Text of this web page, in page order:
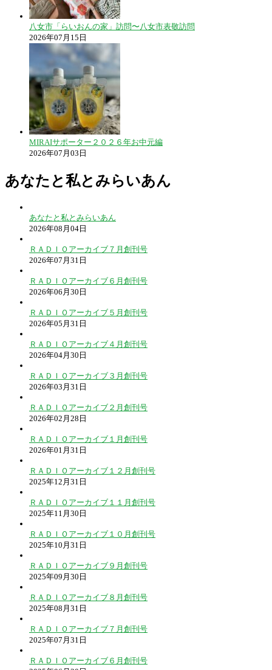
八女市「らいおんの家」訪問〜八女市表敬訪問
2026年07月15日
MIRAIサポーター２０２６年お中元編
2026年07月03日
あなたと私とみらいあん
あなたと私とみらいあん
2026年08月04日
ＲＡＤＩＯアーカイブ７月創刊号
2026年07月31日
ＲＡＤＩＯアーカイブ６月創刊号
2026年06月30日
ＲＡＤＩＯアーカイブ５月創刊号
2026年05月31日
ＲＡＤＩＯアーカイブ４月創刊号
2026年04月30日
ＲＡＤＩＯアーカイブ３月創刊号
2026年03月31日
ＲＡＤＩＯアーカイブ２月創刊号
2026年02月28日
ＲＡＤＩＯアーカイブ１月創刊号
2026年01月31日
ＲＡＤＩＯアーカイブ１２月創刊号
2025年12月31日
ＲＡＤＩＯアーカイブ１１月創刊号
2025年11月30日
ＲＡＤＩＯアーカイブ１０月創刊号
2025年10月31日
ＲＡＤＩＯアーカイブ９月創刊号
2025年09月30日
ＲＡＤＩＯアーカイブ８月創刊号
2025年08月31日
ＲＡＤＩＯアーカイブ７月創刊号
2025年07月31日
ＲＡＤＩＯアーカイブ６月創刊号